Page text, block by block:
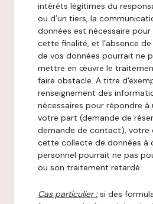
intérêts légitimes du
ou d’un tiers, la
données est nécessaire
cette finalité, et l’absence
de vos données pourrait ne
mettre en œuvre le
faire obstacle. A titre
renseignement des
nécessaires pour répondre à
votre part (demande de
demande de contact), votre
cette collecte de données à
personnel pourrait ne pas
ou son traitement retardé.
Cas particulier : si des